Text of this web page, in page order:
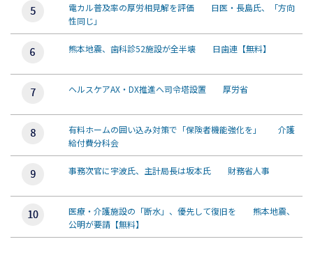
電カル普及率の厚労相見解を評価 日医・長島氏、「方向
性同じ」
熊本地震、歯科診52施設が全半壊 日歯連【無料】
ヘルスケアAX・DX推進へ司令塔設置 厚労省
有料ホームの囲い込み対策で「保険者機能強化を」 介護
給付費分科会
事務次官に宇波氏、主計局長は坂本氏 財務省人事
医療・介護施設の「断水」、優先して復旧を 熊本地震、
公明が要請【無料】